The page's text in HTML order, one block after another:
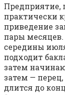
Предприятие,
практически
приведение
пары месяцев.
середины
подходит
затем
затем — перец,
длится до